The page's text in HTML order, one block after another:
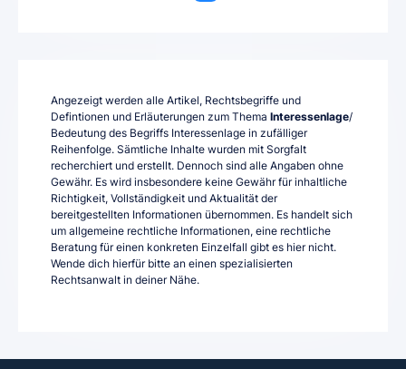
Angezeigt werden alle Artikel, Rechtsbegriffe und
Defintionen und Erläuterungen zum Thema Interessenlage/
Bedeutung des Begriffs Interessenlage in zufälliger
Reihenfolge. Sämtliche Inhalte wurden mit Sorgfalt
recherchiert und erstellt. Dennoch sind alle Angaben ohne
Gewähr. Es wird insbesondere keine Gewähr für inhaltliche
Richtigkeit, Vollständigkeit und Aktualität der
bereitgestellten Informationen übernommen. Es handelt sich
um allgemeine rechtliche Informationen, eine rechtliche
Beratung für einen konkreten Einzelfall gibt es hier nicht.
Wende dich hierfür bitte an einen spezialisierten
Rechtsanwalt in deiner Nähe.